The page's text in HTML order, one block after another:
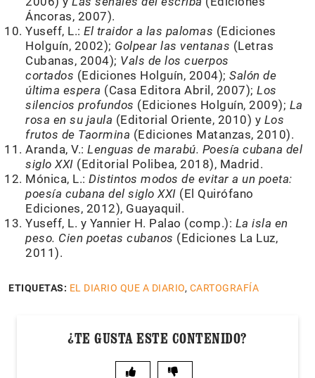
Áncoras, 2007).
Yuseff, L.: El traidor a las palomas (Ediciones
Holguín, 2002); Golpear las ventanas (Letras
Cubanas, 2004); Vals de los cuerpos
cortados (Ediciones Holguín, 2004); Salón de
última espera (Casa Editora Abril, 2007); Los
silencios profundos (Ediciones Holguín, 2009); La
rosa en su jaula (Editorial Oriente, 2010) y Los
frutos de Taormina (Ediciones Matanzas, 2010).
Aranda, V.: Lenguas de marabú. Poesía cubana del
siglo XXI (Editorial Polibea, 2018), Madrid.
Mónica, L.: Distintos modos de evitar a un poeta:
poesía cubana del siglo XXI (El Quirófano
Ediciones, 2012), Guayaquil.
Yuseff, L. y Yannier H. Palao (comp.): La isla en
peso. Cien poetas cubanos (Ediciones La Luz,
2011).
ETIQUETAS: EL DIARIO QUE A DIARIO, CARTOGRAFÍA
¿TE GUSTA ESTE CONTENIDO?